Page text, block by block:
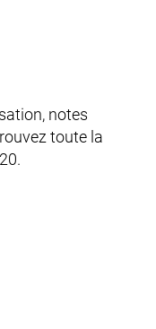
notes
toute la